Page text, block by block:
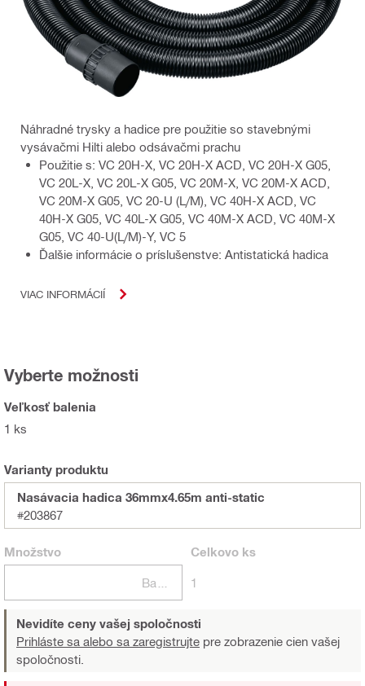
Náhradné trysky a hadice pre použitie so stavebnými
vysávačmi Hilti alebo odsávačmi prachu
Použitie s: VC 20H-X, VC 20H-X ACD, VC 20H-X G05,
VC 20L-X, VC 20L-X G05, VC 20M-X, VC 20M-X ACD,
VC 20M-X G05, VC 20-U (L/M), VC 40H-X ACD, VC
40H-X G05, VC 40L-X G05, VC 40M-X ACD, VC 40M-X
G05, VC 40-U(L/M)-Y, VC 5
Ďalšie informácie o príslušenstve: Antistatická hadica
VIAC INFORMÁCIÍ
Vyberte možnosti
Veľkosť balenia
1 ks
Varianty produktu
Nasávacia hadica 36mmx4.65m anti-static
#203867
Množstvo Celkovo ks
1
Nevidíte ceny vašej spoločnosti
Prihláste sa alebo sa zaregistrujte pre zobrazenie cien vašej
spoločnosti.